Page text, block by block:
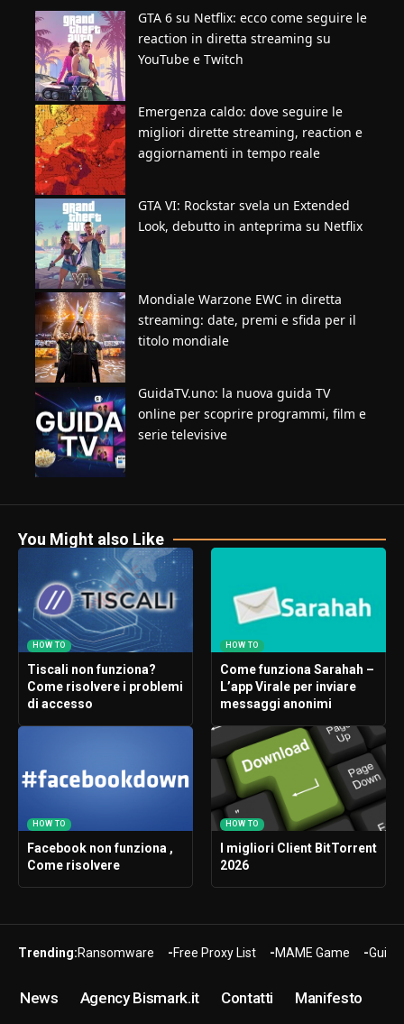
GTA 6 su Netflix: ecco come seguire le
reaction in diretta streaming su
YouTube e Twitch
Emergenza caldo: dove seguire le
migliori dirette streaming, reaction e
aggiornamenti in tempo reale
GTA VI: Rockstar svela un Extended
Look, debutto in anteprima su Netflix
Mondiale Warzone EWC in diretta
streaming: date, premi e sfida per il
titolo mondiale
GuidaTV.uno: la nuova guida TV
online per scoprire programmi, film e
serie televisive
You Might also Like
HOW TO
Tiscali non funziona?
Come risolvere i problemi
di accesso
HOW TO
Come funziona Sarahah –
L’app Virale per inviare
messaggi anonimi
HOW TO
Facebook non funziona ,
Come risolvere
HOW TO
I migliori Client BitTorrent
2026
Trending:Ransomware Free Proxy List MAME Game Guide
News Agency Bismark.it Contatti Manifesto